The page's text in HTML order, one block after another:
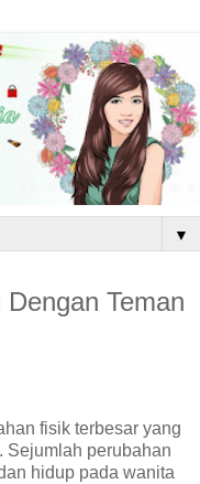
▼
Teman
fisik terbesar yang
Sejumlah perubahan
hidup pada wanita